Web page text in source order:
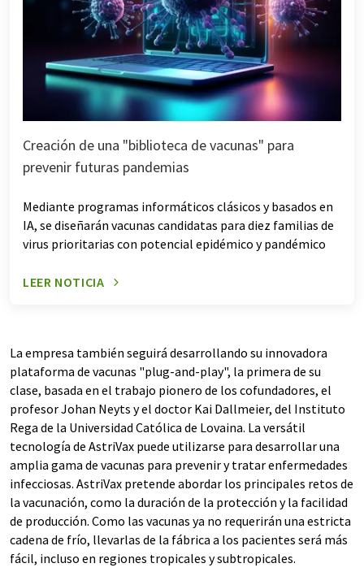
Creación de una "biblioteca de vacunas" para
prevenir futuras pandemias
Mediante programas informáticos clásicos y basados en
IA, se diseñarán vacunas candidatas para diez familias de
virus prioritarias con potencial epidémico y pandémico
LEER NOTICIA
La empresa también seguirá desarrollando su innovadora
plataforma de vacunas "plug-and-play", la primera de su
clase, basada en el trabajo pionero de los cofundadores, el
profesor Johan Neyts y el doctor Kai Dallmeier, del Instituto
Rega de la Universidad Católica de Lovaina. La versátil
tecnología de AstriVax puede utilizarse para desarrollar una
amplia gama de vacunas para prevenir y tratar enfermedades
infecciosas. AstriVax pretende abordar los principales retos de
la vacunación, como la duración de la protección y la facilidad
de producción. Como las vacunas ya no requerirán una estricta
cadena de frío, llevarlas de la fábrica a los pacientes será más
fácil, incluso en regiones tropicales y subtropicales.